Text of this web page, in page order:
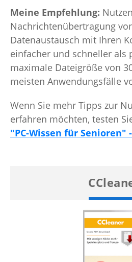
Meine Empfehlung:
Nachrichtenübertragung
Datenaustausch mit Ihren
einfacher und schneller als
maximale Dateigröße von
meisten Anwendungsfälle
Wenn Sie mehr Tipps zur
erfahren möchten, testen
"PC-Wissen für Senioren"